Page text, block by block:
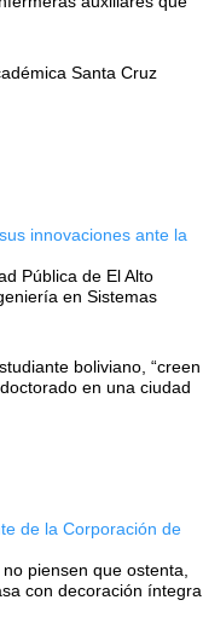
Santa Cruz
innovaciones ante la
Pública de El Alto
en Sistemas
boliviano, “creen
en una ciudad
de la Corporación de
piensen que ostenta,
con decoración íntegra